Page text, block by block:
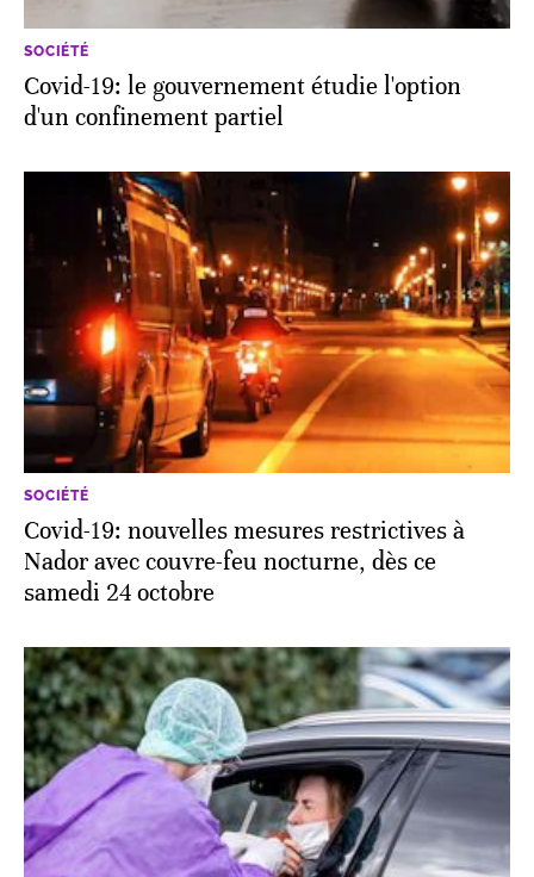
SOCIÉTÉ
Covid-19: le gouvernement étudie l'option
d'un confinement partiel
SOCIÉTÉ
Covid-19: nouvelles mesures restrictives à
Nador avec couvre-feu nocturne, dès ce
samedi 24 octobre